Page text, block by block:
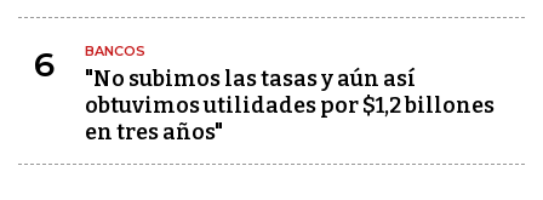
6 BANCOS
"No subimos las tasas y aún así
obtuvimos utilidades por $1,2 billones
en tres años"